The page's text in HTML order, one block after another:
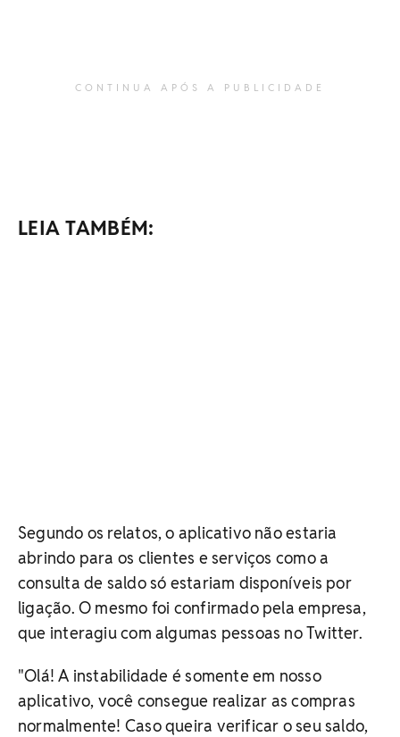
CONTINUA APÓS A PUBLICIDADE
LEIA TAMBÉM:
Segundo os relatos, o aplicativo não estaria
abrindo para os clientes e serviços como a
consulta de saldo só estariam disponíveis por
ligação. O mesmo foi confirmado pela empresa,
que interagiu com algumas pessoas no Twitter.
"Olá! A instabilidade é somente em nosso
aplicativo, você consegue realizar as compras
normalmente! Caso queira verificar o seu saldo,